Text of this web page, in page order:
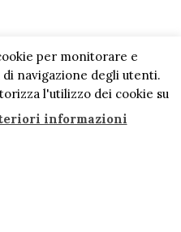
per monitorare e
navigazione degli utenti.
l'utilizzo dei cookie su
informazioni